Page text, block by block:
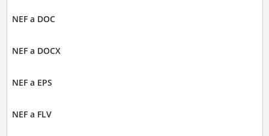
NEF a DOC
NEF a DOCX
NEF a EPS
NEF a FLV